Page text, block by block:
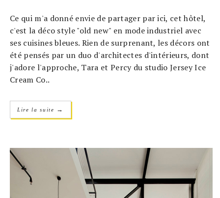
Ce qui m'a donné envie de partager par ici, cet hôtel,
c'est la déco style "old new" en mode industriel avec
ses cuisines bleues. Rien de surprenant, les décors ont
été pensés par un duo d'architectes d'intérieurs, dont
j'adore l'approche, Tara et Percy du studio Jersey Ice
Cream Co..
Lire la suite →